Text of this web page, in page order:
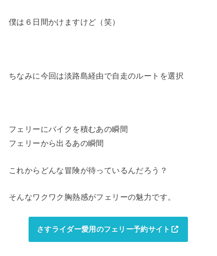
僕は６日間かけますけど（笑）
ちなみに今回は淡路島経由で自走のルートを選択
フェリーにバイクを積むあの瞬間
フェリーから出るあの瞬間
これからどんな冒険が待っているんだろう？
そんなワクワク胸熱感がフェリーの魅力です。
さすライダー愛用のフェリー予約サイト